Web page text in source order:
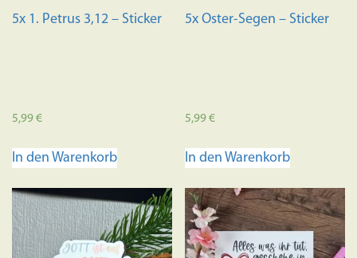
5x 1. Petrus 3,12 – Sticker
5,99€
In den Warenkorb
5x Oster-Segen – Sticker
5,99€
In den Warenkorb